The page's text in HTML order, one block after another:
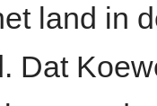
land in
Dat